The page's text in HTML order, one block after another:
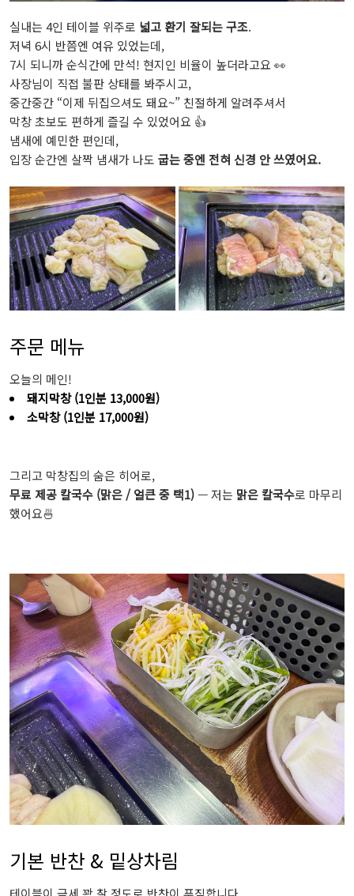
실내는 4인 테이블 위주로 넓고 환기 잘되는 구조.
저녁 6시 반쯤엔 여유 있었는데,
7시 되니까 순식간에 만석! 현지인 비율이 높더라고요 👀
사장님이 직접 불판 상태를 봐주시고,
중간중간 “이제 뒤집으셔도 돼요~” 친절하게 알려주셔서
막창 초보도 편하게 즐길 수 있었어요 👍
냄새에 예민한 편인데,
입장 순간엔 살짝 냄새가 나도 굽는 중엔 전혀 신경 안 쓰였어요.
주문 메뉴
오늘의 메인!
돼지막창 (1인분 13,000원)
소막창 (1인분 17,000원)
그리고 막창집의 숨은 히어로,
무료 제공 칼국수 (맑은 / 얼큰 중 택1)— 저는 맑은 칼국수로 마무리
했어요🍜
기본 반찬 & 밑상차림